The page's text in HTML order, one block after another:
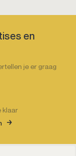
en
je er graag
klaar